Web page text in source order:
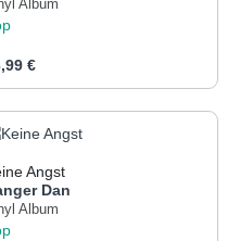
um die
benutze die
Album
Preis:
€
Anzahl: Gib
Angst
Dan
Album